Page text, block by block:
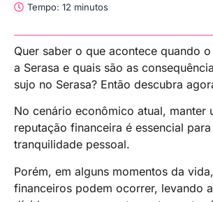
Tempo: 12 minutos
Quer saber o que acontece quando
a Serasa e quais são as
sujo no Serasa? Então descubra
No cenário econômico atual, manter
reputação financeira é essencial
tranquilidade pessoal.
Porém, em alguns momentos da
financeiros podem ocorrer, levando